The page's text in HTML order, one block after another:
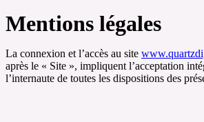
Mentions légales
La connexion et l’accès au site
après le « Site », impliquent l’acceptation
l’internaute de toutes les dispositions des